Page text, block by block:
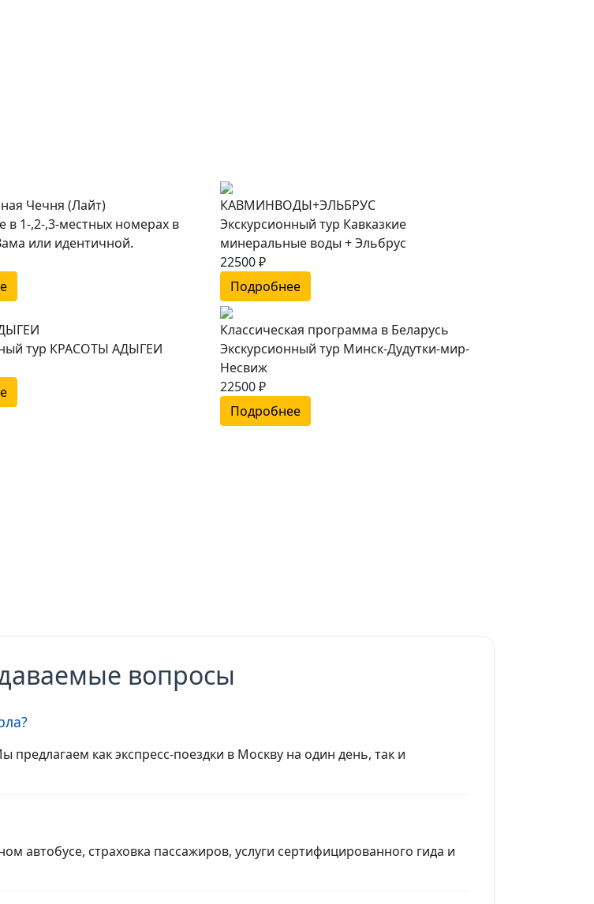
Чечня (Лайт)
в 1-,2-,3-местных номерах в
или идентичной.
КАВМИНВОДЫ+ЭЛЬБРУС
Экскурсионный тур Кавказкие
минеральные воды + Эльбрус
22500 ₽
Подробнее
тур КРАСОТЫ АДЫГЕИ
Классическая программа в Беларусь
Экскурсионный тур Минск-Дудутки-мир-
Несвиж
22500 ₽
Подробнее
вопросы
как экспресс-поездки в Москву на один день, так и
автобусе, страховка пассажиров, услуги сертифицированного гида и